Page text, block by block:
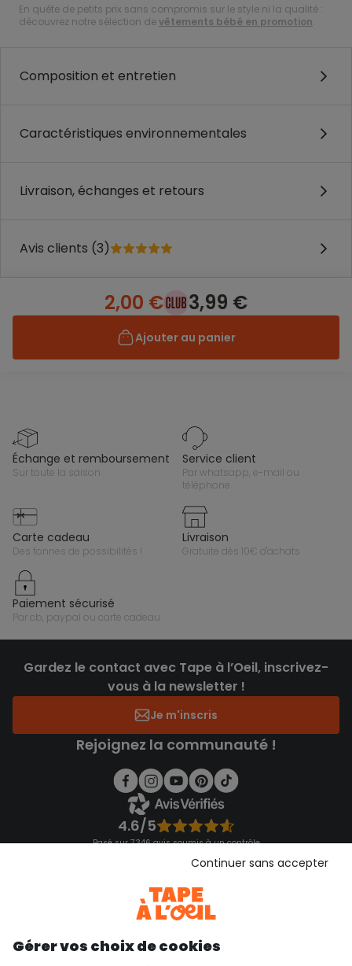
En quête de petits prix sans compromis sur le style ni la qualité :
découvrez notre sélection devêtements bébé en promotion.
Composition et entretien
Caractéristiques environnementales
Livraison, échanges et retours
Avis clients (3)
2,00 € 3,99 €
Ajouter au panier
échange et remboursement
sur toute la saison
service client
par whatsapp, e-mail ou
téléphone
carte cadeau
des tonnes de possibilités !
livraison
gratuite dès 10€ d'achats
paiement sécurisé
par cb, paypal ou carte cadeau
Gardez le contact avec Tape à l’Oeil, inscrivez-
vous à la newsletter !
Je m'inscris
Rejoignez la communauté !
4.6/5
Basé sur 7 346 avis soumis à un contrôle
Consulter les CGU
Gérer vos choix de cookies
Continuer sans accepter